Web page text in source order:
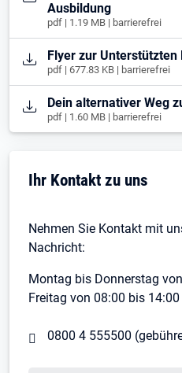
Ausbildung
pdf | 1.19 MB | barrierefrei
Öffnet in neuem Tab
Flyer zur Unterstützten
pdf | 677.83 KB | barrierefrei
Öffnet in neuem Tab
Dein alternativer Weg
pdf | 1.60 MB | barrierefrei
Ihr Kontakt zu uns
Nehmen Sie Kontakt mit
Nachricht:
Montag bis Donnerstag
Freitag von 08:00 bis 14:00
0800 4 555500